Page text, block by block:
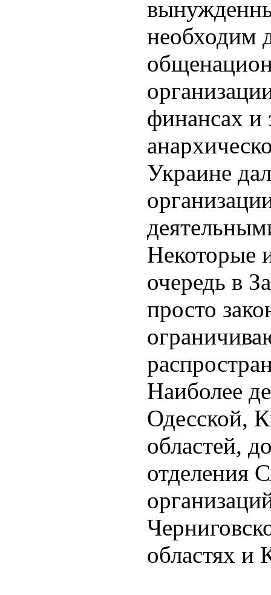
необходим
финансах и
Украине
Некоторые
очередь в
просто
Наиболее
Одесской,
областей,
отделения
областях и